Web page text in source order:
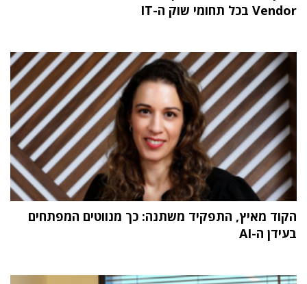
Vendor בכל תחומי שוק ה-IT
הקוד מאיץ, התפקיד משתנה: כך מנווטים המפתחים
בעידן ה-AI